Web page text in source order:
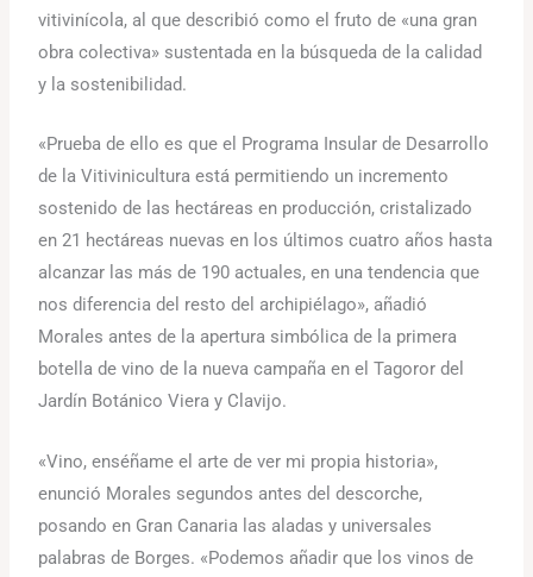
vitivinícola, al que describió como el fruto de «una gran
obra colectiva» sustentada en la búsqueda de la calidad
y la sostenibilidad.
«Prueba de ello es que el Programa Insular de Desarrollo
de la Vitivinicultura está permitiendo un incremento
sostenido de las hectáreas en producción, cristalizado
en 21 hectáreas nuevas en los últimos cuatro años hasta
alcanzar las más de 190 actuales, en una tendencia que
nos diferencia del resto del archipiélago», añadió
Morales antes de la apertura simbólica de la primera
botella de vino de la nueva campaña en el Tagoror del
Jardín Botánico Viera y Clavijo.
«Vino, enséñame el arte de ver mi propia historia»,
enunció Morales segundos antes del descorche,
posando en Gran Canaria las aladas y universales
palabras de Borges. «Podemos añadir que los vinos de